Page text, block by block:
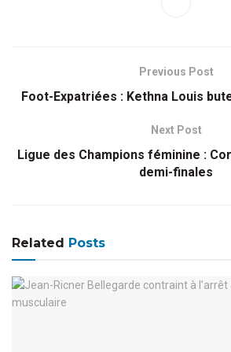
Previous Post
Foot-Expatriées : Kethna Louis
Next Post
Ligue des Champions féminine :
demi-finales
Related Posts